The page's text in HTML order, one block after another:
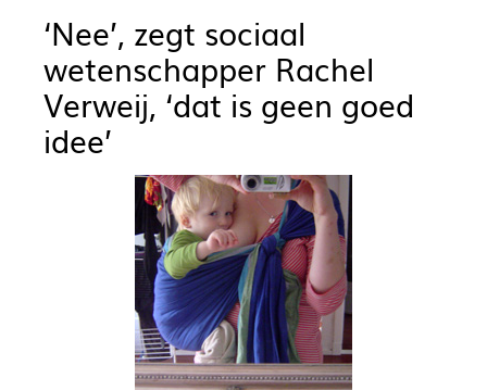
‘Nee’, zegt sociaal
wetenschapper Rachel
Verweij, ‘dat is geen goed
idee’